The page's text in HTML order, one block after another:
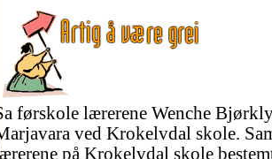
førskole lærerene Wenche
ved Krokelvdal skole.
på Krokelvdal skole